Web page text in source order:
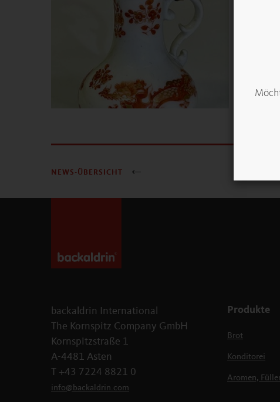
NEWS-ÜBERSICHT
backaldrin International
The Kornspitz Company GmbH
Kornspitzstraße 1
A-4481 Asten
T +43 7224 8821 0
info@backaldrin. com
Produkte
Brot
Konditorei
Aromen,